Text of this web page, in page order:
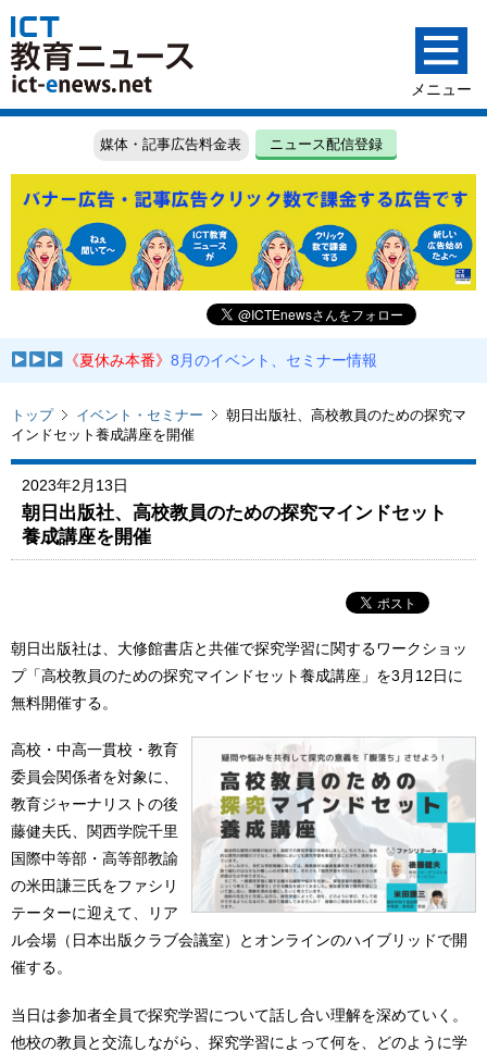
媒体・記事広告料金表 ニュース配信登録
《夏休み本番》8月のイベント、セミナー情報
トップ イベント・セミナー
朝日出版社、高校教員のための探究マ
インドセット養成講座を開催
2023年2月13日
朝日出版社、高校教員のための探究マインドセット
養成講座を開催
朝日出版社は、大修館書店と共催で探究学習に関するワークショッ
プ「高校教員のための探究マインドセット養成講座」を3月12日に
無料開催する。
高校・中高一貫校・教育
委員会関係者を対象に、
教育ジャーナリストの後
藤健夫氏、関西学院千里
国際中等部・高等部教諭
の米田謙三氏をファシリ
テーターに迎えて、リア
ル会場（日本出版クラブ会議室）とオンラインのハイブリッドで開
催する。
当日は参加者全員で探究学習について話し合い理解を深めていく。
他校の教員と交流しながら、探究学習によって何を、どのように学